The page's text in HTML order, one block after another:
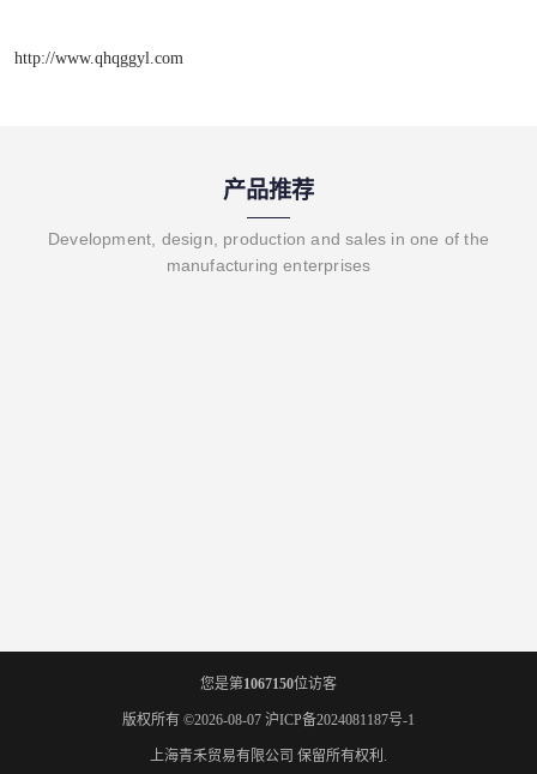
http://www.qhqggyl.com
产品推荐
Development, design, production and sales in one of the
manufacturing enterprises
您是第1067150位访客
版权所有 ©2026-08-07 沪ICP备2024081187号-1
上海青禾贸易有限公司 保留所有权利.